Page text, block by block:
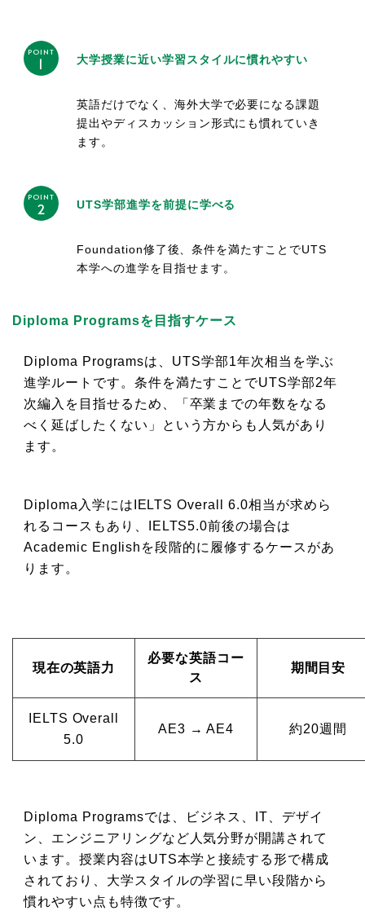
POINT
1 大学授業に近い学習スタイルに慣れやすい
英語だけでなく、海外大学で必要になる課題
提出やディスカッション形式にも慣れていき
ます。
POINT
2 UTS学部進学を前提に学べる
Foundation修了後、条件を満たすことでUTS
本学への進学を目指せます。
Diploma Programsを目指すケース
Diploma Programsは、UTS学部1年次相当を学ぶ
進学ルートです。条件を満たすことでUTS学部2年
次編入を目指せるため、「卒業までの年数をなる
べく延ばしたくない」という方からも人気があり
ます。
Diploma入学にはIELTS Overall 6.0相当が求めら
れるコースもあり、IELTS5.0前後の場合は
Academic Englishを段階的に履修するケースがあ
ります。
現在の英語力
必要な英語コー
ス
期間目安
IELTS Overall
5.0
AE3 → AE4 約20週間
Diploma Programsでは、ビジネス、IT、デザイ
ン、エンジニアリングなど人気分野が開講されて
います。授業内容はUTS本学と接続する形で構成
されており、大学スタイルの学習に早い段階から
慣れやすい点も特徴です。